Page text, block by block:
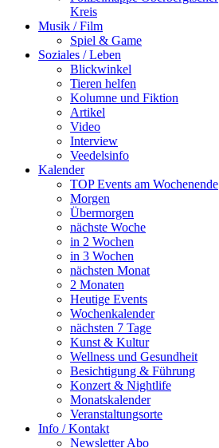
Kreis
Musik / Film
Spiel & Game
Soziales / Leben
Blickwinkel
Tieren helfen
Kolumne und Fiktion
Artikel
Video
Interview
Veedelsinfo
Kalender
TOP Events am Wochenende
Morgen
Übermorgen
nächste Woche
in 2 Wochen
in 3 Wochen
nächsten Monat
2 Monaten
Heutige Events
Wochenkalender
nächsten 7 Tage
Kunst & Kultur
Wellness und Gesundheit
Besichtigung & Führung
Konzert & Nightlife
Monatskalender
Veranstaltungsorte
Info / Kontakt
Newsletter Abo